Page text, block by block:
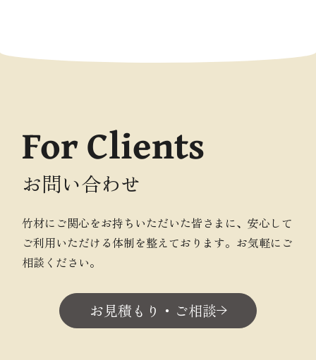
For Clients
お問い合わせ
竹材にご関心をお持ちいただいた皆さまに、安心して
ご利用いただける体制を整えております。お気軽にご
相談ください。
お見積もり・ご相談